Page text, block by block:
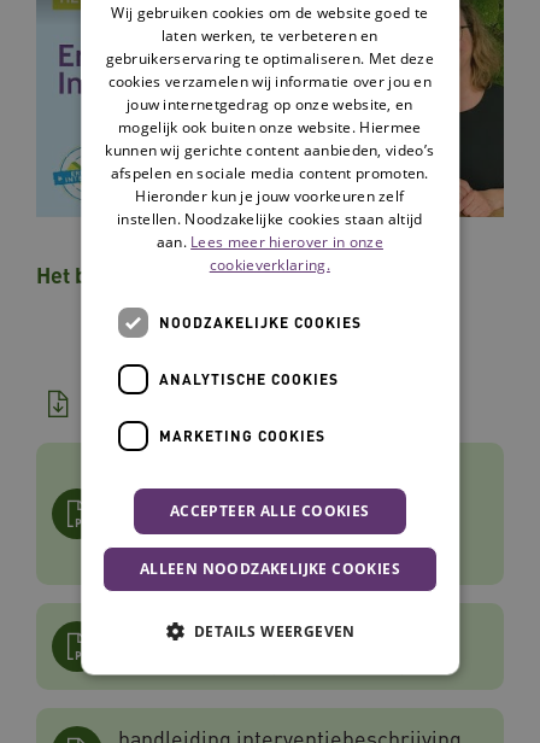
Het belang van Erkende Interventies
Downloads
erkenningstraject interventies
langdurige zorg
checklist | 16-09-2025
procedure erkenningstraject
Wij gebruiken cookies om de website goed te
laten werken, te verbeteren en
gebruikerservaring te optimaliseren. Met deze
cookies verzamelen wij informatie over jou en
jouw internetgedrag op onze website, en
mogelijk ook buiten onze website. Hiermee
kunnen wij gerichte content aanbieden, video’s
afspelen en sociale media content promoten.
Hieronder kun je jouw voorkeuren zelf
instellen. Noodzakelijke cookies staan altijd
aan. Lees meer hierover in onze
cookieverklaring.
NOODZAKELIJKE COOKIES
ANALYTISCHE COOKIES
MARKETING COOKIES
ACCEPTEER ALLE COOKIES
ALLEEN NOODZAKELIJKE COOKIES
DETAILS WEERGEVEN